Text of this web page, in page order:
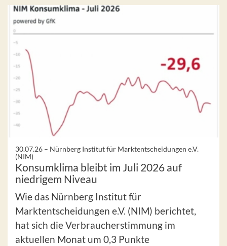
30.07.26 – Nürnberg Institut für Marktentscheidungen e.V.
(NIM)
Konsumklima bleibt im Juli 2026 auf
niedrigem Niveau
Wie das Nürnberg Institut für
Marktentscheidungen e.V. (NIM) berichtet,
hat sich die Verbraucherstimmung im
aktuellen Monat um 0,3 Punkte